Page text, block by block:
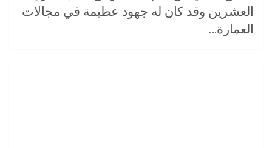
العشرين وقد كان له جهود عظيمة في مجالات
العمارة…